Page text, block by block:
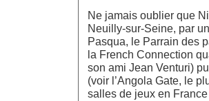
Ne jamais oublier que
Neuilly-sur-Seine, par
Pasqua, le Parrain des
la French Connection
son ami Jean Venturi)
(voir l’Angola Gate, le
salles de jeux en